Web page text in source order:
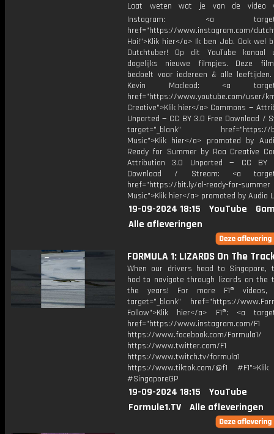
Laat weten wat je van de video
Instagram: <a
href="https://www.instagram.com/
Hoi!">Klik hier</a> Ik ben Job. Ook wel
Dutchtuber! Op dit YouTube kanaal
dagelijks nieuwe filmpjes. Deze
bedoelt voor iedereen & alle
Kevin Macleod: <a
href="https://www.youtube.com/user/
Creative">Klik hier</a> Commons —
Unported — CC BY 3.0 Free Download /
target="_blank" href="https://
Music">Klik hier</a> promoted by
Ready for Summer by Roa Creative
Attribution 3.0 Unported — CC BY
Download / Stream: <a
href="https://bit.ly/al-ready-for-summer
Music">Klik hier</a> promoted by Audio
19-09-2024 18:15 YouTube
Alle afleveringen
FORMULA 1: LIZARDS On The
When our drivers head to Singapore,
had to navigate through lizards on the
the years! For more F1®
target="_blank" href="https://
Follow">Klik hier</a> F1®: <a
href="https://www.instagram.com/F1
https://www.facebook.com/Formula1/
https://www.twitter.com/F1
https://www.twitch.tv/formula1
https://www.tiktok.com/@f1
#SingaporeGP
19-09-2024 18:15
YouTube
Formule1.TV
Alle afleveringen